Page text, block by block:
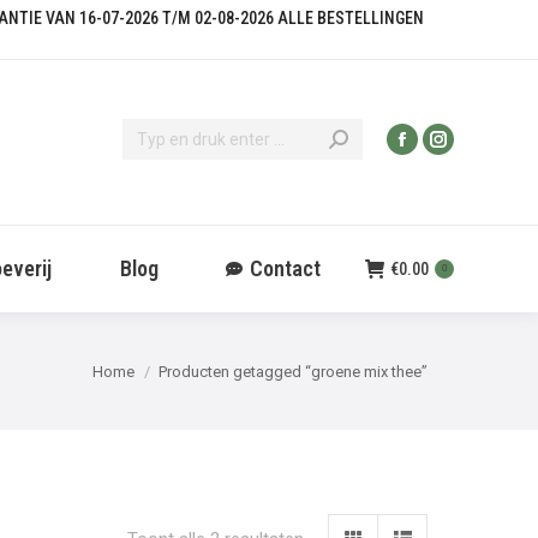
VAN 16-07-2026 T/M 02-08-2026 ALLE BESTELLINGEN
Blog Contact €0.00 0
Je bent hier:
Home Producten getagged “groene mix thee”